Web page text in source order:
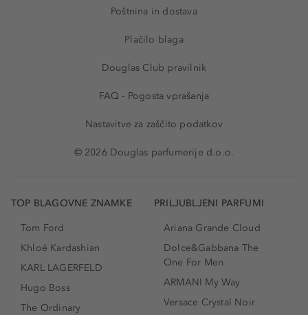
Poštnina in dostava
Plačilo blaga
Douglas Club pravilnik
FAQ - Pogosta vprašanja
Nastavitve za zaščito podatkov
© 2026 Douglas parfumerije d.o.o.
TOP BLAGOVNE ZNAMKE
Tom Ford
Khloé Kardashian
KARL LAGERFELD
Hugo Boss
The Ordinary
PRILJUBLJENI PARFUMI
Ariana Grande Cloud
Dolce&Gabbana The
One For Men
ARMANI My Way
Versace Crystal Noir